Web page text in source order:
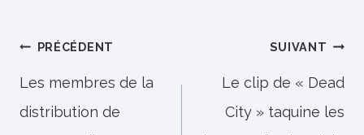
Navigation
de
l’article
PRÉCÉDENT
Les membres de la
distribution de
SUIVANT
Le clip de « Dead
City » taquine les